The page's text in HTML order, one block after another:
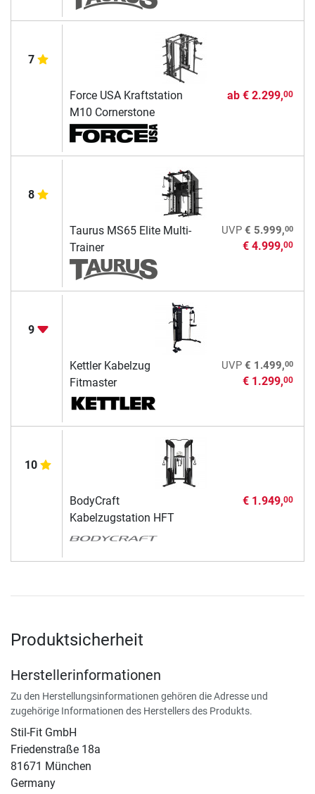
7
Force USA Kraftstation
M10 Cornerstone
ab € 2.299,00
8
Taurus MS65 Elite Multi-
Trainer
UVP € 5.999,00
€ 4.999,00
9
Kettler Kabelzug
Fitmaster
UVP € 1.499,00
€ 1.299,00
10
BodyCraft
Kabelzugstation HFT
€ 1.949,00
Produktsicherheit
Herstellerinformationen
Zu den Herstellungsinformationen gehören die Adresse und
zugehörige Informationen des Herstellers des Produkts.
Stil-Fit GmbH
Friedenstraße 18a
81671 München
Germany